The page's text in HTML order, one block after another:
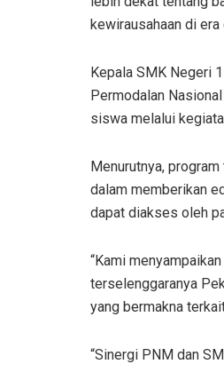
kewirausahaan di
Kepala SMK Negeri
Permodalan
siswa melalui
Menurutnya,
dalam memberikan
dapat diakses oleh
“Kami
terselenggaranya
yang bermakna
“Sinergi PNM dan